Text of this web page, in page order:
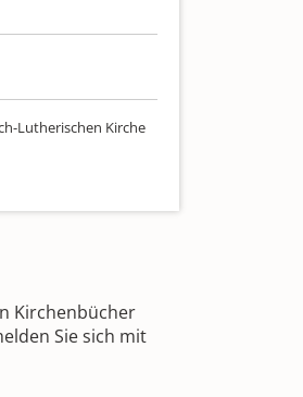
Lutherischen Kirche
Kirchenbücher
Sie sich mit